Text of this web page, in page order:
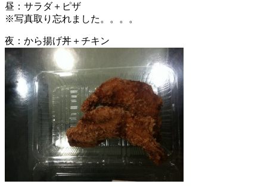
昼：サラダ＋ピザ
※写真取り忘れました。。。。
夜：から揚げ丼＋チキン